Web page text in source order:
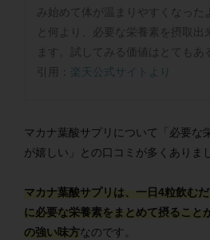
み始めて体が温まりやすくなった
と何より、必要な栄養素を摂取出
ます。試してみる価値はとても
引用： 楽天公式サイトより
マカナ葉酸サプリについて「必要な
が嬉しい」との口コミが多くありま
マカナ葉酸サプリは、一日4粒飲む
に必要な栄養素をまとめて摂ること
の強い味方なのです。